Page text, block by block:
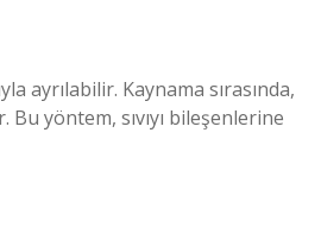
ayrılabilir. Kaynama sırasında,
yöntem, sıvıyı bileşenlerine